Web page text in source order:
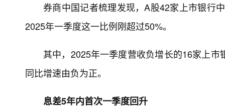
券商中国记者梳理发现，A股42家上市银行
2025年一季度这一比例刚超过50%。
其中，2025年一季度营收负增长的16家上
同比增速由负为正。
息差5年内首次一季度回升